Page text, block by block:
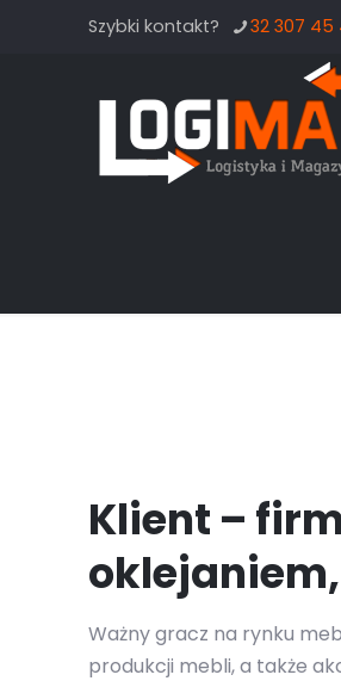
Szybki kontakt? 32 307 45
Klient –
Ważny gracz na rynku
produkcji mebli, a także